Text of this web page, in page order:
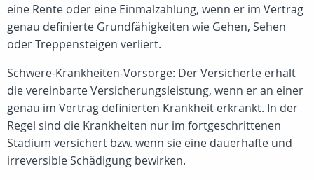
eine Rente oder eine Einmalzahlung, wenn er im Vertrag
genau definierte Grundfähigkeiten wie Gehen, Sehen
oder Treppensteigen verliert.
Schwere-Krankheiten-Vorsorge: Der Versicherte erhält
die vereinbarte Versicherungsleistung, wenn er an einer
genau im Vertrag definierten Krankheit erkrankt. In der
Regel sind die Krankheiten nur im fortgeschrittenen
Stadium versichert bzw. wenn sie eine dauerhafte und
irreversible Schädigung bewirken.